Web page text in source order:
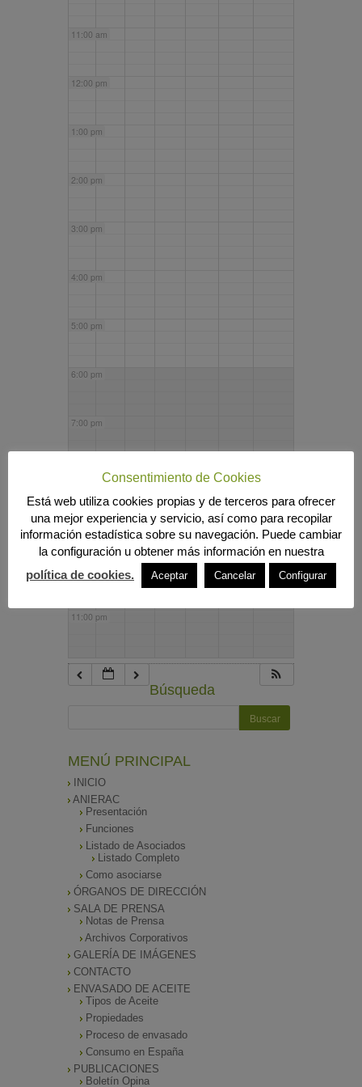
11:00 am
12:00 pm
1:00 pm
2:00 pm
3:00 pm
4:00 pm
5:00 pm
6:00 pm
7:00 pm
9:00 pm
10:00 pm
11:00 pm
Búsqueda
MENÚ PRINCIPAL
INICIO
ANIERAC
Presentación
Funciones
Listado de Asociados
Listado Completo
Como asociarse
ÓRGANOS DE DIRECCIÓN
SALA DE PRENSA
Notas de Prensa
Archivos Corporativos
GALERÍA DE IMÁGENES
CONTACTO
ENVASADO DE ACEITE
Tipos de Aceite
Propiedades
Proceso de envasado
Consumo en España
PUBLICACIONES
Boletín Opina
Consentimiento de Cookies
Está web utiliza cookies propias y de terceros para ofrecer
una mejor experiencia y servicio, así como para recopilar
información estadística sobre su navegación. Puede cambiar
la configuración u obtener más información en nuestra
política de cookies.
Aceptar Cancelar Configurar